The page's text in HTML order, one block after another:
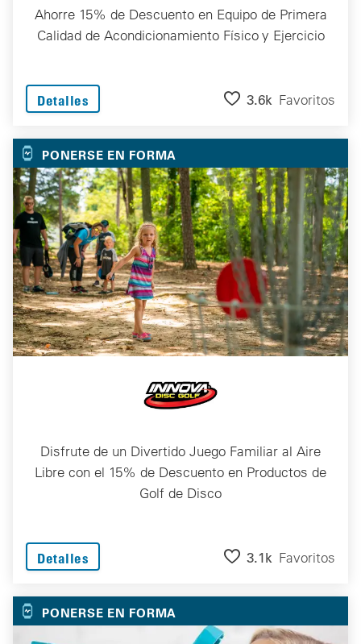
Ahorre 15% de Descuento en Equipo de Primera
Calidad de Acondicionamiento Físico y Ejercicio
Detalles 3.6k Favoritos
PONERSE EN FORMA
Disfrute de un Divertido Juego Familiar al Aire
Libre con el 15% de Descuento en Productos de
Golf de Disco
Detalles 3.1k Favoritos
PONERSE EN FORMA